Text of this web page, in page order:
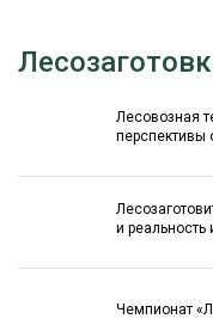
Лесовозная
перспективы
и
Чемпионат